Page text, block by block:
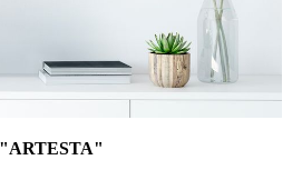
"ARTESTA"